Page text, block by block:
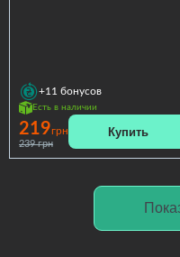
+11 бонусов
Есть в наличии
219грн
239 грн
Купить